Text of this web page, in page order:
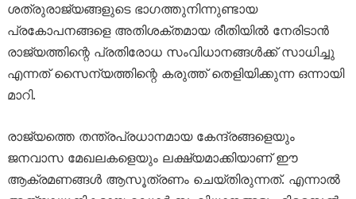
ശത്രുരാജ്യങ്ങളുടെ ഭാഗത്തുനിന്നുണ്ടായ
പ്രകോപനങ്ങളെ അതിശക്തമായ രീതിയിൽ നേരിടാൻ
രാജ്യത്തിന്റെ പ്രതിരോധ സംവിധാനങ്ങൾക്ക് സാധിച്ചു
എന്നത് സൈന്യത്തിന്റെ കരുത്ത് തെളിയിക്കുന്ന ഒന്നായി
മാറി.
രാജ്യത്തെ തന്ത്രപ്രധാനമായ കേന്ദ്രങ്ങളെയും
ജനവാസ മേഖലകളെയും ലക്ഷ്യമാക്കിയാണ് ഈ
ആക്രമണങ്ങൾ ആസൂത്രണം ചെയ്തിരുന്നത്. എന്നാൽ